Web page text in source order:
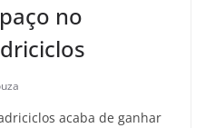
no
acaba de ganhar